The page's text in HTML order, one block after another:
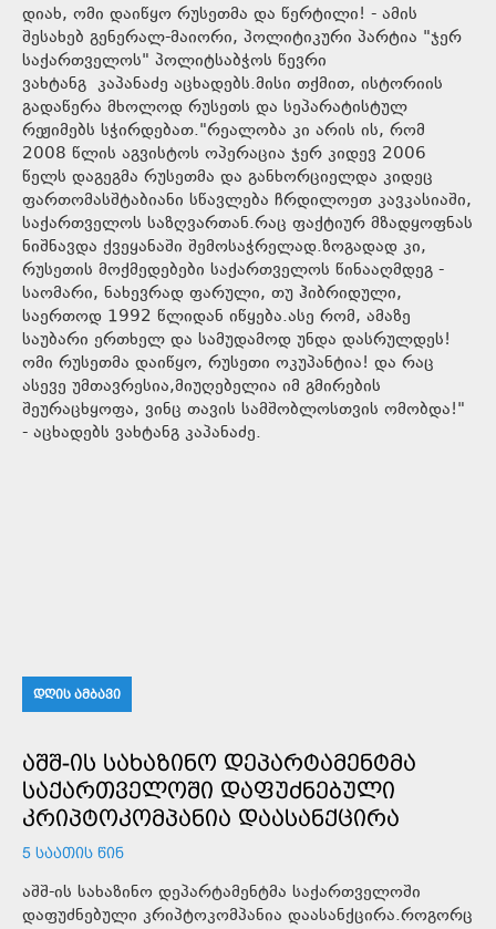
დიახ, ომი დაიწყო რუსეთმა და წერტილი! - ამის
შესახებ გენერალ-მაიორი, პოლიტიკური პარტია "ჯერ
საქართველოს" პოლიტსაბჭოს წევრი
ვახტანგ კაპანაძე აცხადებს.მისი თქმით, ისტორიის
გადაწერა მხოლოდ რუსეთს და სეპარატისტულ
რეჟიმებს სჭირდებათ."რეალობა კი არის ის, რომ
2008 წლის აგვისტოს ოპერაცია ჯერ კიდევ 2006
წელს დაგეგმა რუსეთმა და განხორციელდა კიდეც
ფართომასშტაბიანი სწავლება ჩრდილოეთ კავკასიაში,
საქართველოს საზღვართან.რაც ფაქტიურ მზადყოფნას
ნიშნავდა ქვეყანაში შემოსაჭრელად.ზოგადად კი,
რუსეთის მოქმედებები საქართველოს წინააღმდეგ -
საომარი, ნახევრად ფარული, თუ ჰიბრიდული,
საერთოდ 1992 წლიდან იწყება.ასე რომ, ამაზე
საუბარი ერთხელ და სამუდამოდ უნდა დასრულდეს!
ომი რუსეთმა დაიწყო, რუსეთი ოკუპანტია! და რაც
ასევე უმთავრესია,მიუღებელია იმ გმირების
შეურაცხყოფა, ვინც თავის სამშობლოსთვის ომობდა!"
- აცხადებს ვახტანგ კაპანაძე.
ᲓᲦᲘᲡ ᲐᲛᲑᲐᲕᲘ
ᲐᲨᲨ-ᲘᲡ ᲡᲐᲮᲐᲖᲘᲜᲝ ᲓᲔᲞᲐᲠᲢᲐᲛᲔᲜᲢᲛᲐ
ᲡᲐᲥᲐᲠᲗᲕᲔᲚᲝᲨᲘ ᲓᲐᲤᲣᲫᲜᲔᲑᲣᲚᲘ
ᲙᲠᲘᲞᲢᲝᲙᲝᲛᲞᲐᲜᲘᲐ ᲓᲐᲐᲡᲐᲜᲥᲪᲘᲠᲐ
5 ᲡᲐᲐᲗᲘᲡ ᲬᲘᲜ
აშშ-ის სახაზინო დეპარტამენტმა საქართველოში
დაფუძნებული კრიპტოკომპანია დაასანქცირა.როგორც